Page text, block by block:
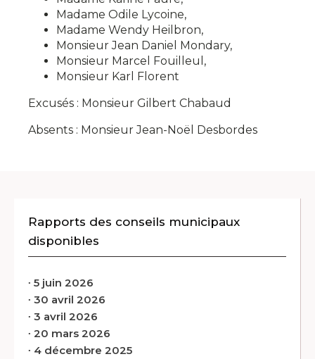
Madame Odile Lycoine,
Madame Wendy Heilbron,
Monsieur Jean Daniel Mondary,
Monsieur Marcel Fouilleul ,
Monsieur Karl Florent
Excusés : Monsieur Gilbert Chabaud
Absents : Monsieur Jean-Noël Desbordes
Rapports des conseils municipaux
disponibles
∙ 5 juin 2026
∙ 30 avril 2026
∙ 3 avril 2026
∙ 20 mars 2026
∙ 4 décembre 2025